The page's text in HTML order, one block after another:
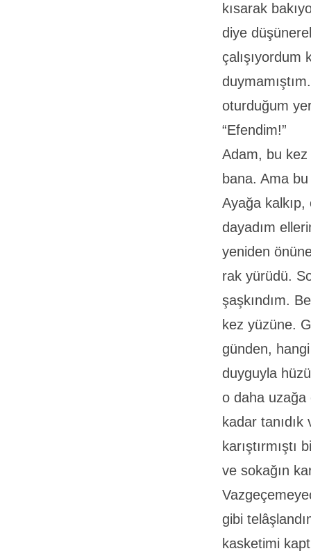
kısarak
diye
çalışıyordum
oturduğum
“Efendim!”
Adam, bu kez
bana. Ama
Ayağa
dayadım
yeniden
rak yürüdü.
şaşkındım.
kez yüzüne.
günden,
duyguyla
o daha uzağa
kadar
ve sokağın
gibi
kasketimi